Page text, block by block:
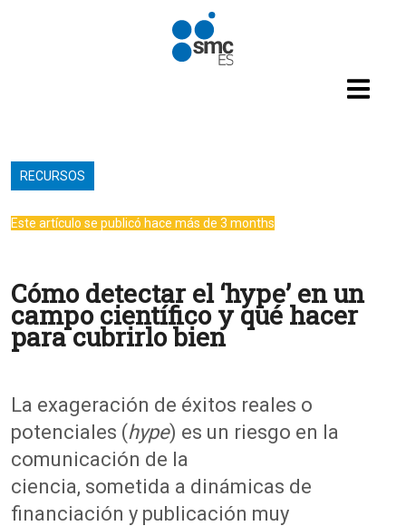
Pasar al contenido principal
RECURSOS
Este artículo se publicó hace más de 3 months
Cómo detectar el ‘hype’ en un
campo científico y qué hacer
para cubrirlo bien
La exageración de éxitos reales o
potenciales (hype) es un riesgo en la
comunicación de la
ciencia, sometida a dinámicas de
financiación y publicación muy